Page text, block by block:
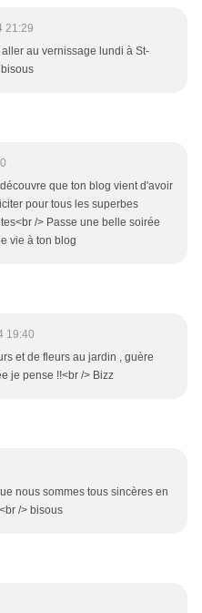
21:29
au vernissage lundi à St-
que ton blog vient d'avoir
pour tous les superbes
/> Passe une belle soirée
vie à ton blog
19:40
et de fleurs au jardin , guère
je pense !!<br /> Bizz
nous sommes tous sincères en
/> bisous